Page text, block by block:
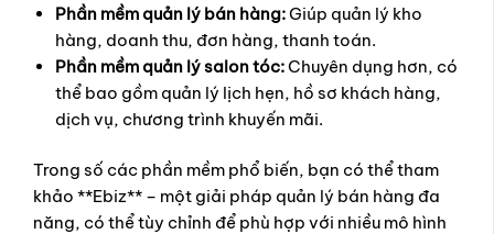
Phần mềm quản lý bán hàng:Giúp quản lý kho
hàng, doanh thu, đơn hàng, thanh toán.
Phần mềm quản lý salon tóc:Chuyên dụng hơn, có
thể bao gồm quản lý lịch hẹn, hồ sơ khách hàng,
dịch vụ, chương trình khuyến mãi.
Trong số các phần mềm phổ biến, bạn có thể tham
khảo **Ebiz** – một giải pháp quản lý bán hàng đa
năng, có thể tùy chỉnh để phù hợp với nhiều mô hình